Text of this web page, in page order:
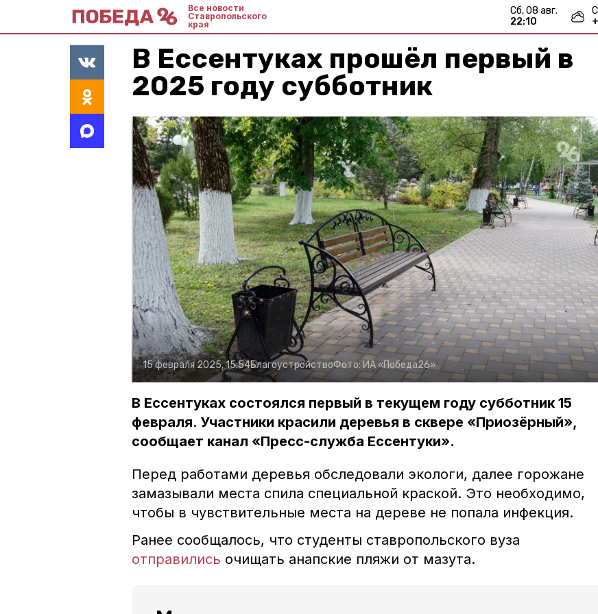
Все новости
Ставропольского
края
сб, 08 авг.
22:10
+
В Ессентуках прошёл первый в
2025 году субботник
15 февраля 2025, 15:54БлагоустройствоФото: ИА «Победа26»
В Ессентуках состоялся первый в текущем году субботник 15
февраля. Участники красили деревья в сквере «Приозёрный»,
сообщает канал «Пресс-служба Ессентуки».
Перед работами деревья обследовали экологи, далее горожане
замазывали места спила специальной краской. Это необходимо,
чтобы в чувствительные места на дереве не попала инфекция.
Ранее сообщалось, что студенты ставропольского вуза
отправились очищать анапские пляжи от мазута.